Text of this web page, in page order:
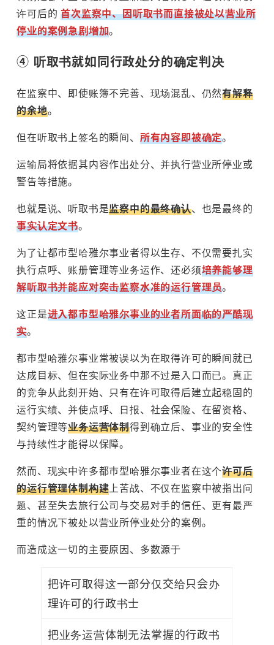
许可后的首次监察中、因听取书而直接被处以营业所
停业的案例急剧增加。
④ 听取书就如同行政处分的确定判决
在监察中、即使账簿不完善、现场混乱、仍然有解释
的余地。
但在听取书上签名的瞬间、 所有内容即被确定。
运输局将依据其内容作出处分、并执行营业所停业或
警告等措施。
也就是说、听取书是监察中的最终确认、也是最终的
事实认定文书。
为了让都市型哈雅尔事业者得以生存、不仅需要扎实
执行点呼、账册管理等业务运作、还必须培养能够理
解听取书并能应对突击监察水准的运行管理员。
这正是进入都市型哈雅尔事业的业者所面临的严酷现
实。
都市型哈雅尔事业常被误以为在取得许可的瞬间就已
达成目标、但在实际业务中那不过是入口而已。真正
的竞争从此刻开始、只有在许可取得后建立起稳固的
运行实绩、并使点呼、日报、社会保险、在留资格、
契约管理等业务运营体制得到确立后、事业的安全性
与持续性才能得以保障。
然而、现实中许多都市型哈雅尔事业者在这个许可后
的运行管理体制构建上苦战、不仅在监察中被指出问
题、甚至失去旅行公司与交易对手的信任、更有最严
重的情况下被处以营业所停业处分的案例。
而造成这一切的主要原因、多数源于
把许可取得这一部分仅交给只会办
理许可的行政书士
把业务运营体制无法掌握的行政书